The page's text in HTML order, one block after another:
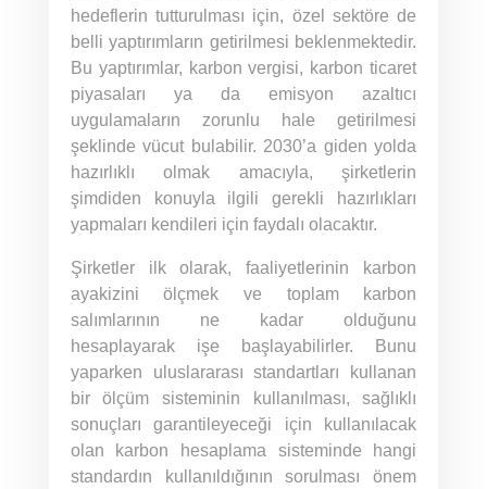
hedeflerin tutturulması için, özel sektöre de
belli yaptırımların getirilmesi beklenmektedir.
Bu yaptırımlar, karbon vergisi, karbon ticaret
piyasaları ya da emisyon azaltıcı
uygulamaların zorunlu hale getirilmesi
şeklinde vücut bulabilir. 2030’a giden yolda
hazırlıklı olmak amacıyla, şirketlerin
şimdiden konuyla ilgili gerekli hazırlıkları
yapmaları kendileri için faydalı olacaktır.
Şirketler ilk olarak, faaliyetlerinin karbon
ayakizini ölçmek ve toplam karbon
salımlarının ne kadar olduğunu
hesaplayarak işe başlayabilirler. Bunu
yaparken uluslararası standartları kullanan
bir ölçüm sisteminin kullanılması, sağlıklı
sonuçları garantileyeceği için kullanılacak
olan karbon hesaplama sisteminde hangi
standardın kullanıldığının sorulması önem